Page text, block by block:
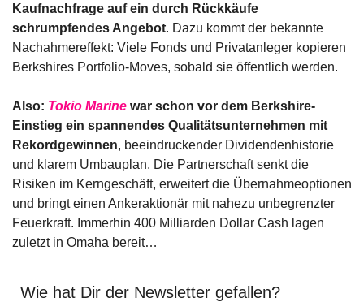
Kaufnachfrage auf ein durch Rückkäufe
schrumpfendes Angebot. Dazu kommt der bekannte
Nachahmereffekt: Viele Fonds und Privatanleger kopieren
Berkshires Portfolio-Moves, sobald sie öffentlich werden.
Also: Tokio Marine war schon vor dem Berkshire-
Einstieg ein spannendes Qualitätsunternehmen mit
Rekordgewinnen, beeindruckender Dividendenhistorie
und klarem Umbauplan. Die Partnerschaft senkt die
Risiken im Kerngeschäft, erweitert die Übernahmeoptionen
und bringt einen Ankeraktionär mit nahezu unbegrenzter
Feuerkraft. Immerhin 400 Milliarden Dollar Cash lagen
zuletzt in Omaha bereit…
Wie hat Dir der Newsletter gefallen?